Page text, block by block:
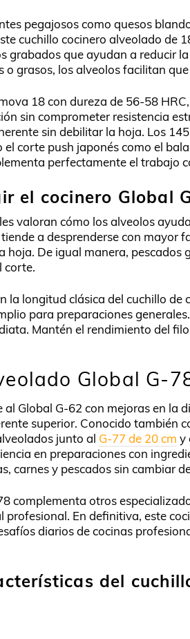
pegajosos como quesos
cuchillo cocinero alveolado de
grabados que ayudan a reducir
o grasos, los alveolos facilitan
18 con dureza de 56-58
sin comprometer resistencia
sin debilitar la hoja. Los
corte push japonés como el
perfectamente el trabajo
el cocinero Global
valoran cómo los alveolos
a desprenderse con
hoja. De igual manera,
corte.
la longitud clásica del cuchillo
para preparaciones
Mantén el rendimiento del
Global G-
al Global G-62 con mejoras en la
superior. Conocido también
junto al G-77 de 20 cm y
en preparaciones con
carnes y pescados sin cambiar
complementa otros
profesional. En definitiva, este
diarios de cocinas
del